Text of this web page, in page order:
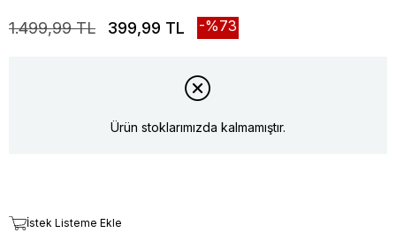
1.499,99 TL 399,99 TL 73
Ürün stoklarımızda kalmamıştır.
İstek Listeme Ekle